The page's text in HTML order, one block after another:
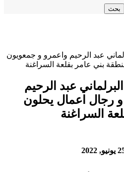
عبد الرحيم واعمرو و جمعويون
بني عامر بقلعة السراغنة
عبد الرحيم
رجال اعمال يحلون
السراغنة
2022